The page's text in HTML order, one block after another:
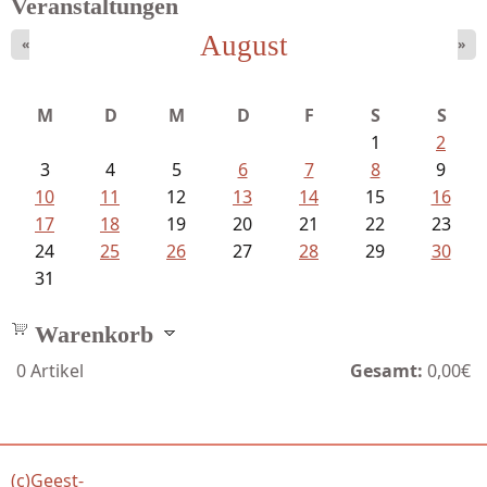
Veranstaltungen
August
« »
M D M D F S
S
1
2
3
4 5 6 7 8
9
10
11 12 13 14 15
16
17
18 19 20 21 22
23
24
25 26 27 28 29
30
31
Warenkorb
0Artikel Gesamt: 0,00€
(c)Geest-